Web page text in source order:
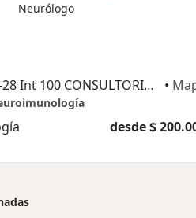
Neurólogo
CALLE 51 # 35-28 Int 100 CONSULTORIO 406 C.C. CABECERA III ETAPA, Bucaramanga •
desde $